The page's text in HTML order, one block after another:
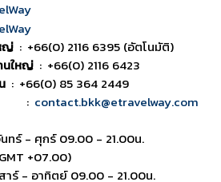
ญ่ : +66(0) 2116 6395 (อัตโนมัติ)
นใหญ่ : +66(0) 2116 6423
: +66(0) 85 364 2449
: contact.bkk@etravelway.com
ทร์ - ศุกร์ 09.00 - 21.00น.
+07.00)
าร์ - อาทิตย์ 09.00 - 21.00น.